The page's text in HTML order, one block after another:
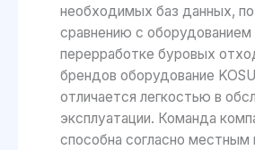
необходимых баз данных,
сравнению с оборудованием
перерработке буровых
брендов оборудование
отличается легкостью в
эксплуатации. Команда
способна согласно местным